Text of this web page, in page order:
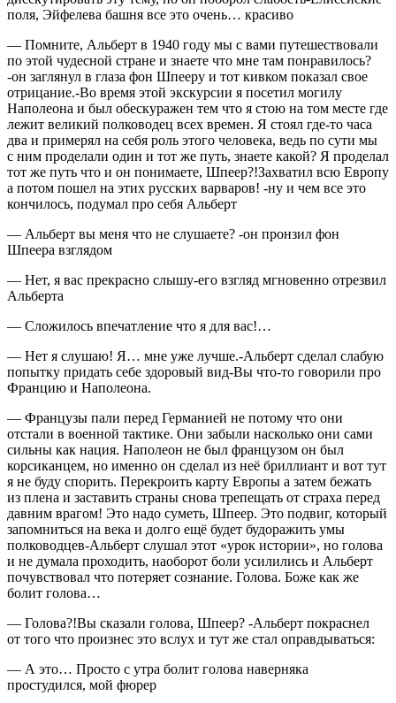
поля, Эйфелева башня все это очень… красиво
— Помните, Альберт в 1940 году мы с вами путешествовали
по этой чудесной стране и знаете что мне там понравилось?
-он заглянул в глаза фон Шпееру и тот кивком показал свое
отрицание.-Во время этой экскурсии я посетил могилу
Наполеона и был обескуражен тем что я стою на том месте где
лежит великий полководец всех времен. Я стоял где-то часа
два и примерял на себя роль этого человека, ведь по сути мы
с ним проделали один и тот же путь, знаете какой? Я проделал
тот же путь что и он понимаете, Шпеер?!Захватил всю Европу
а потом пошел на этих русских варваров! -ну и чем все это
кончилось, подумал про себя Альберт
— Альберт вы меня что не слушаете? -он пронзил фон
Шпеера взглядом
— Нет, я вас прекрасно слышу-его взгляд мгновенно отрезвил
Альберта
— Сложилось впечатление что я для вас!…
— Нет я слушаю! Я… мне уже лучше.-Альберт сделал слабую
попытку придать себе здоровый вид-Вы что-то говорили про
Францию и Наполеона.
— Французы пали перед Германией не потому что они
отстали в военной тактике. Они забыли насколько они сами
сильны как нация. Наполеон не был французом он был
корсиканцем, но именно он сделал из неё бриллиант и вот тут
я не буду спорить. Перекроить карту Европы а затем бежать
из плена и заставить страны снова трепещать от страха перед
давним врагом! Это надо суметь, Шпеер. Это подвиг, который
запомниться на века и долго ещё будет будоражить умы
полководцев-Альберт слушал этот «урок истории», но голова
и не думала проходить, наоборот боли усилились и Альберт
почувствовал что потеряет сознание. Голова. Боже как же
болит голова…
— Голова?!Вы сказали голова, Шпеер? -Альберт покраснел
от того что произнес это вслух и тут же стал оправдываться:
— А это… Просто с утра болит голова наверняка
простудился, мой фюрер